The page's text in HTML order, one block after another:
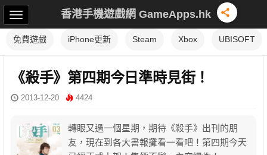
香港手機遊戲網 GameApps.hk
免費遊戲 iPhone更新 Steam Xbox UBISOFT
《殺手》第四期今日準時見街！
2013-12-20 4424
轉眼又過一個星期，期待《殺手》出刊的朋
友，現在到各大書報攤看一看吧！第四期今天